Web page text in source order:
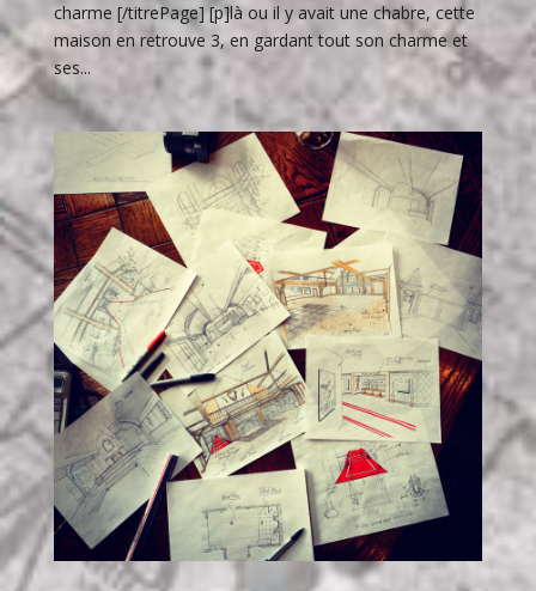
charme [/titrePage] [p]là ou il y avait une chabre, cette
maison en retrouve 3, en gardant tout son charme et
ses...